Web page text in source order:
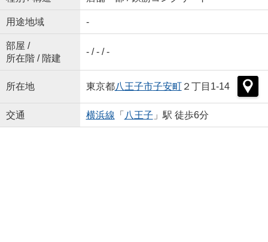
用途地域 -
部屋 /
所在階 / 階建
- / - / -
所在地 東京都八王子市子安町２丁目1-14
交通 横浜線 「 八王子 」駅 徒歩6分